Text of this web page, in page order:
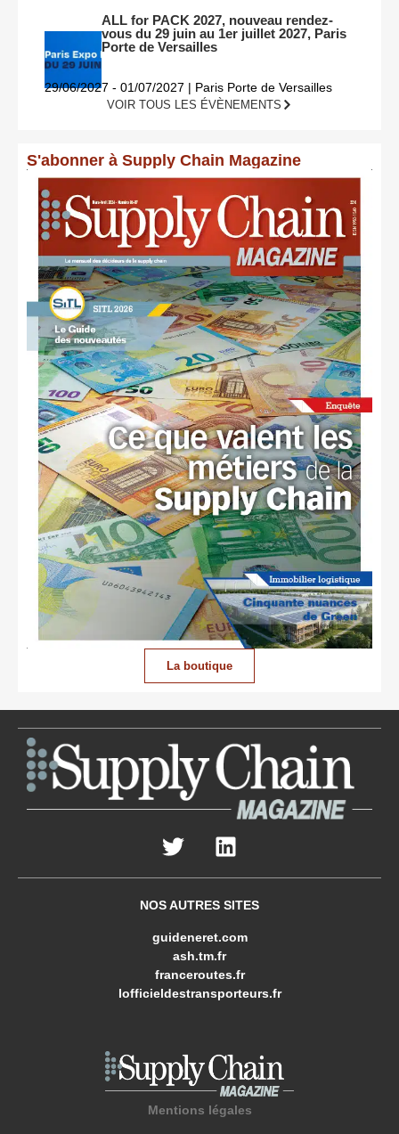
ALL for PACK 2027, nouveau rendez-
vous du 29 juin au 1er juillet 2027, Paris
Porte de Versailles
29/06/2027 - 01/07/2027 | Paris Porte de Versailles
VOIR TOUS LES ÉVÈNEMENTS
S'abonner à Supply Chain Magazine
La boutique
NOS AUTRES SITES
guideneret.com
ash.tm.fr
franceroutes.fr
lofficieldestransporteurs.fr
Mentions légales